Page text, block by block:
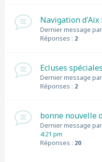
Navigation
Dernier message par
Réponses : 2
Ecluses
Dernier message par
Réponses : 2
bonne nouvelle
Dernier message par
4:21 pm
Réponses : 20